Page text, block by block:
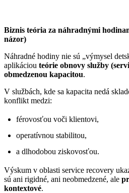
Biznis teória za náhradnými
názor)
Náhradné hodiny nie sú „výmysel
aplikáciou teórie obnovy služby
obmedzenou kapacitou.
V službách, kde sa kapacita nedá
konflikt medzi:
férovosťou voči klientovi,
operatívnou stabilitou,
a dlhodobou ziskovosťou.
Výskum v oblasti service recovery
sú ani rigidné, ani neobmedzené, ale
kontextové.